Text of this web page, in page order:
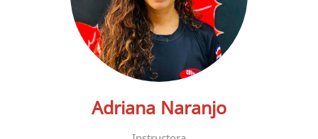
Adriana Naranjo